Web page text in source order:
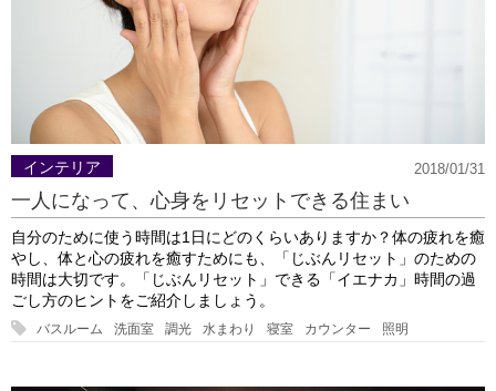
インテリア
一人になって、心身をリセットできる住まい
2018/01/31
自分のために使う時間は1日にどのくらいありますか？体の疲れを癒
やし、体と心の疲れを癒すためにも、「じぶんリセット」のための
時間は大切です。「じぶんリセット」できる「イエナカ」時間の過
ごし方のヒントをご紹介しましょう。
バスルーム 洗面室 調光 水まわり 寝室 カウンター 照明